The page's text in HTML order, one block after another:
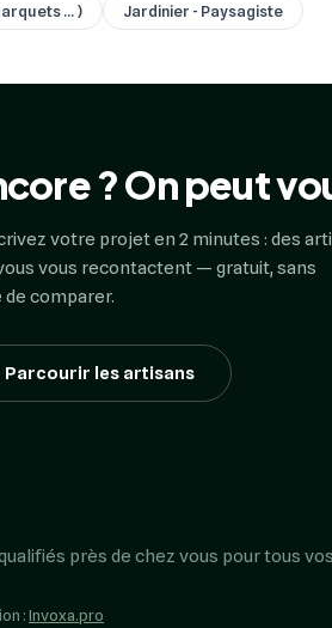
... )
Jardinier - Paysagiste
? On peut
votre projet en 2 minutes : des
vous recontactent — gratuit, sans
comparer.
Parcourir les artisans
près de chez vous pour tous
:Invoxa.pro